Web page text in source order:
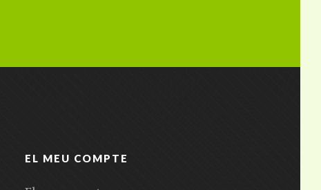
EL MEU COMPTE